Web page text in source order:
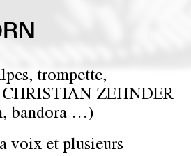
trompette,
CHRISTIAN ZEHNDER
bandora …)
voix et plusieurs